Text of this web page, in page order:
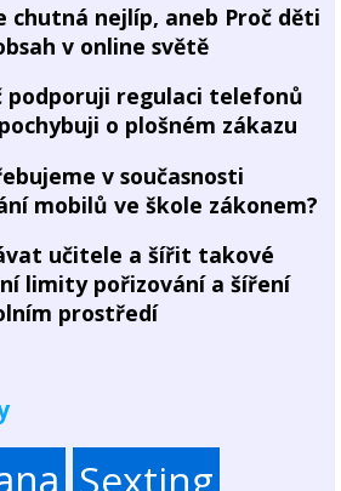
chutná nejlíp, aneb Proč děti
v online světě
podporuji regulaci telefonů
o plošném zákazu
v současnosti
mobilů ve škole zákonem?
učitele a šířit takové
limity pořizování a šíření
prostředí
Sexting